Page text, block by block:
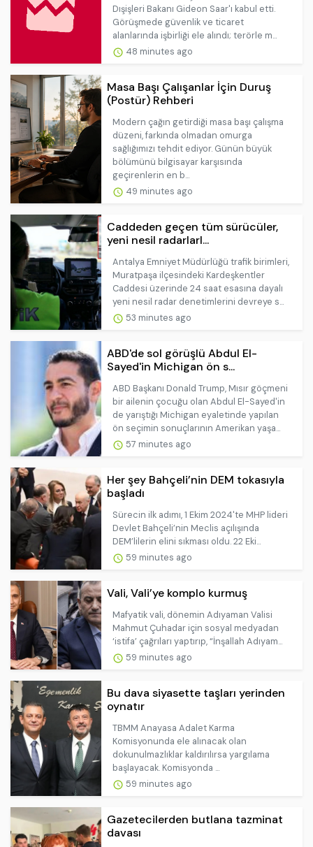
Dışişleri Bakanı Gideon Saar'ı kabul etti.
Görüşmede güvenlik ve ticaret
alanlarında işbirliği ele alındı; terörle m...
48 minutes ago
Masa Başı Çalışanlar İçin Duruş
(Postür) Rehberi
Modern çağın getirdiği masa başı çalışma
düzeni, farkında olmadan omurga
sağlığımızı tehdit ediyor. Günün büyük
bölümünü bilgisayar karşısında
geçirenlerin en b...
49 minutes ago
Caddeden geçen tüm sürücüler,
yeni nesil radarlarl...
Antalya Emniyet Müdürlüğü trafik birimleri,
Muratpaşa ilçesindeki Kardeşkentler
Caddesi üzerinde 24 saat esasına dayalı
yeni nesil radar denetimlerini devreye s...
53 minutes ago
ABD'de sol görüşlü Abdul El-
Sayed'in Michigan ön s...
ABD Başkanı Donald Trump, Mısır göçmeni
bir ailenin çocuğu olan Abdul El-Sayed'in
de yarıştığı Michigan eyaletinde yapılan
ön seçimin sonuçlarının Amerikan yaşa...
57 minutes ago
Her şey Bahçeli’nin DEM tokasıyla
başladı
Sürecin ilk adımı, 1 Ekim 2024'te MHP lideri
Devlet Bahçeli’nin Meclis açılışında
DEM’lilerin elini sıkması oldu. 22 Eki...
59 minutes ago
Vali, Vali’ye komplo kurmuş
Mafyatik vali, dönemin Adıyaman Valisi
Mahmut Çuhadar için sosyal medyadan
‘istifa’ çağrıları yaptırıp, “İnşallah Adıyam...
59 minutes ago
Bu dava siyasette taşları yerinden
oynatır
TBMM Anayasa Adalet Karma
Komisyonunda ele alınacak olan
dokunulmazlıklar kaldırılırsa yargılama
başlayacak. Komisyonda ...
59 minutes ago
Gazetecilerden butlana tazminat
davası